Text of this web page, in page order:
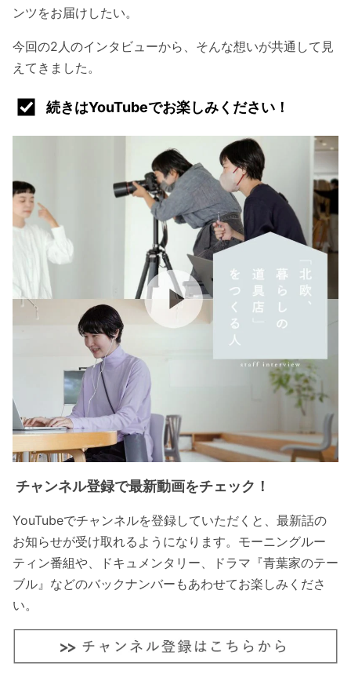
ンツをお届けしたい。
今回の2人のインタビューから、そんな想いが共通して見
えてきました。
続きはYouTubeでお楽しみください！
チャンネル登録で最新動画をチェック！
YouTubeでチャンネルを登録していただくと、最新話の
お知らせが受け取れるようになります。モーニングルー
ティン番組や、ドキュメンタリー、ドラマ『青葉家のテー
ブル』などのバックナンバーもあわせてお楽しみくださ
い。